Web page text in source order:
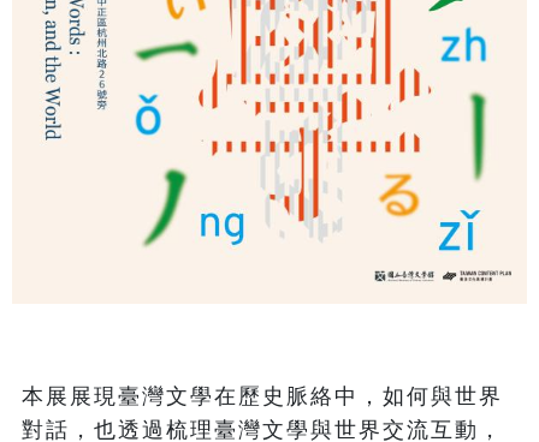
本展展現臺灣文學在歷史脈絡中，如何與世界
對話，也透過梳理臺灣文學與世界交流互動，